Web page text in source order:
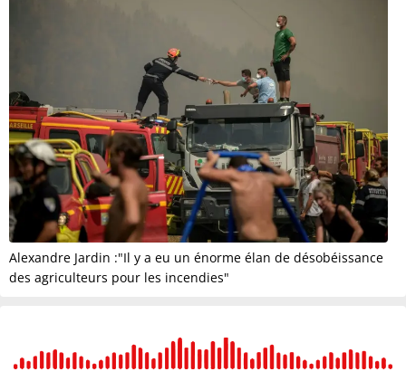
Alexandre Jardin :"Il y a eu un énorme élan de désobéissance
des agriculteurs pour les incendies"